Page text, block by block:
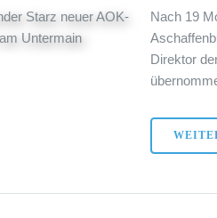
Nach 19
Direktor